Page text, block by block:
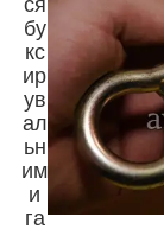
ся
бу
кс
ир
ув
ал
ьн
им
и
га